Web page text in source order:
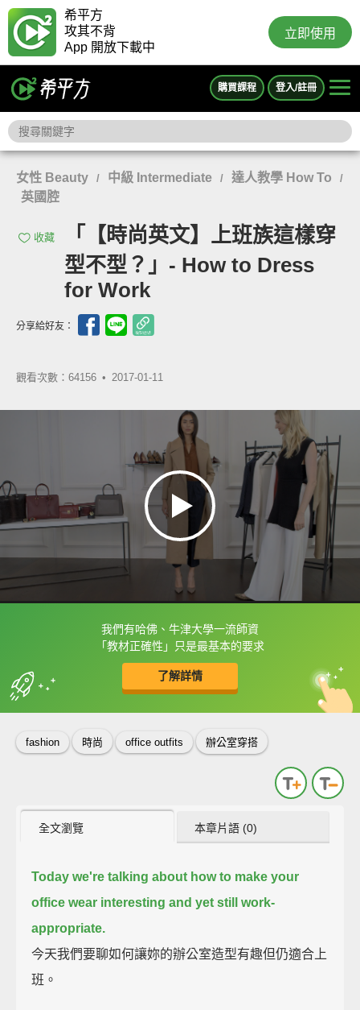
希平方
攻其不背
App 開放下載中
立即使用
購買課程 登入/註冊
女性 Beauty / 中級 Intermediate / 達人教學 How To /
英國腔
收藏
「【時尚英文】上班族這樣穿
型不型？」- How to Dress
for Work
分享給好友：
觀看次數：64156 • 2017-01-11
我們有哈佛、牛津大學一流師資
「教材正確性」只是最基本的要求
了解詳情
框選或點兩下字幕可以直接查字典喔！
收錄佳句 中
英
fashion 時尚 office outfits 辦公室穿搭
全文瀏覽 本章片語 (0)
Today we're talking about how to make your
office wear interesting and yet still work-
appropriate.
今天我們要聊如何讓妳的辦公室造型有趣但仍適合上
班。